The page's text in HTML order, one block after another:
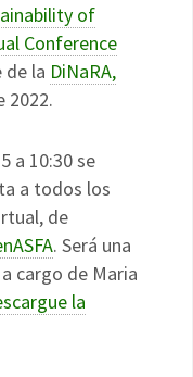
of
Conference
de la DiNaRA,
2022.
a 10:30 se
a todos los
de
. Será una
cargo de Maria
la